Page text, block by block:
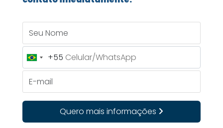
Brazil
+55
+55
Quero mais informações